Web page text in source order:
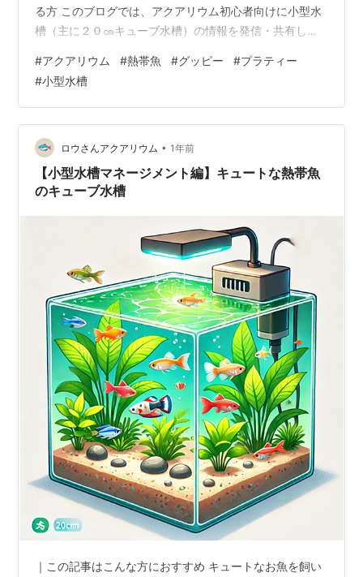
る方 このブログでは、アクアリウム初心者向けに小型水
槽（主に２０㎝キューブ水槽）の情報を発信・共有して
生メダカの飼育について 【水温の管理】 【サイズ】
【水質】 【繁殖】 ｜まとめ 前回の記事ではキュートな
熱帯魚としてグッピーとプラティーの水槽の作り方を紹
介しました。今回はその2種の仲間である「胎生メダカ」
について詳しく解説していきます。 ⇩ 前回記事はこちら
lousa…
#アクアリウム #熱帯魚 #グッピー #プラティー
#小型水槽
ロウさんアクアリウム • 1年前
【小型水槽マネージメント編】キュートな熱帯魚
のキューブ水槽
｜この記事はこんな方におすすめ キュートなお魚を飼い